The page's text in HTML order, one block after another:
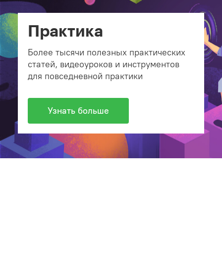
Практика
Более тысячи полезных практических
статей, видеоуроков и инструментов
для повседневной практики
Узнать больше